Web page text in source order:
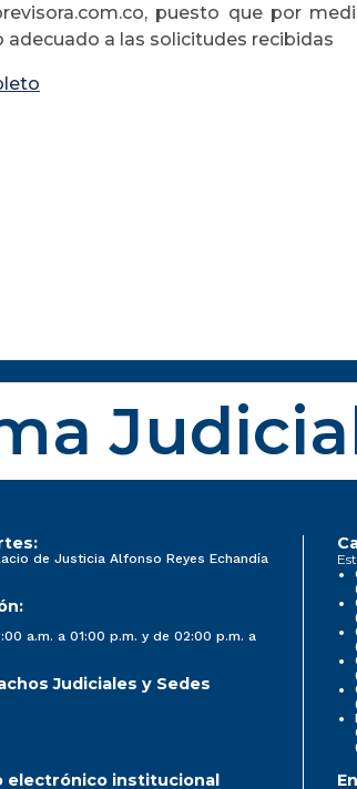
puesto que por
adecuado a las solicitudes recibidas
de Justicia Alfonso Reyes Echandía
a.m. a 01:00 p.m. y de 02:00 p.m. a
Judiciales y Sedes
electrónico institucional